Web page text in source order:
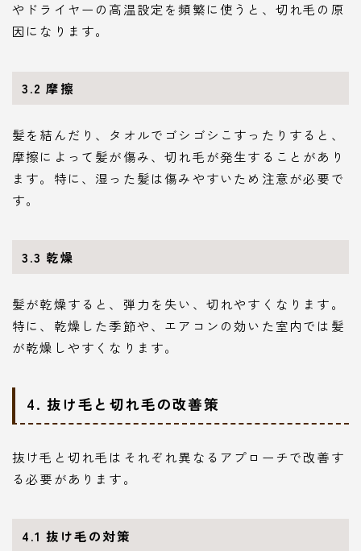
やドライヤーの高温設定を頻繁に使うと、切れ毛の原
因になります。
3.2 摩擦
髪を結んだり、タオルでゴシゴシこすったりすると、
摩擦によって髪が傷み、切れ毛が発生することがあり
ます。特に、湿った髪は傷みやすいため注意が必要で
す。
3.3 乾燥
髪が乾燥すると、弾力を失い、切れやすくなります。
特に、乾燥した季節や、エアコンの効いた室内では髪
が乾燥しやすくなります。
4. 抜け毛と切れ毛の改善策
抜け毛と切れ毛はそれぞれ異なるアプローチで改善す
る必要があります。
4.1 抜け毛の対策